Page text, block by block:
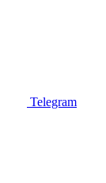
Telegram